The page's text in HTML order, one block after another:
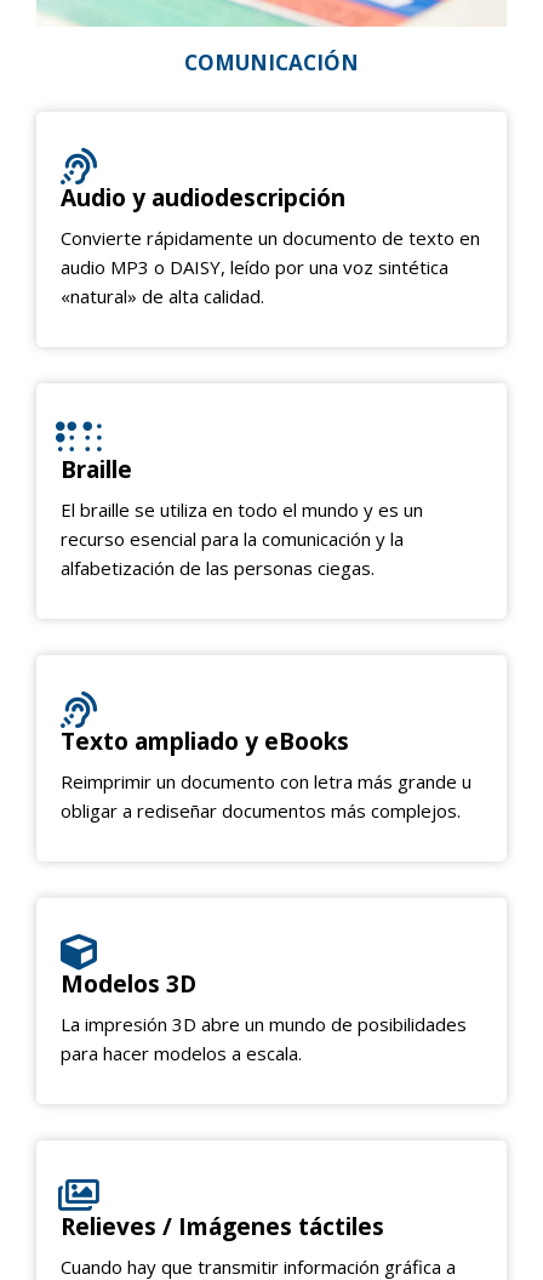
COMUNICACIÓN
Audio y audiodescripción
Convierte rápidamente un documento de texto en
audio MP3 o DAISY, leído por una voz sintética
«natural» de alta calidad.
Braille
El braille se utiliza en todo el mundo y es un
recurso esencial para la comunicación y la
alfabetización de las personas ciegas.
Texto ampliado y eBooks
Reimprimir un documento con letra más grande u
obligar a rediseñar documentos más complejos.
Modelos 3D
La impresión 3D abre un mundo de posibilidades
para hacer modelos a escala.
Relieves / Imágenes táctiles
Cuando hay que transmitir información gráfica a